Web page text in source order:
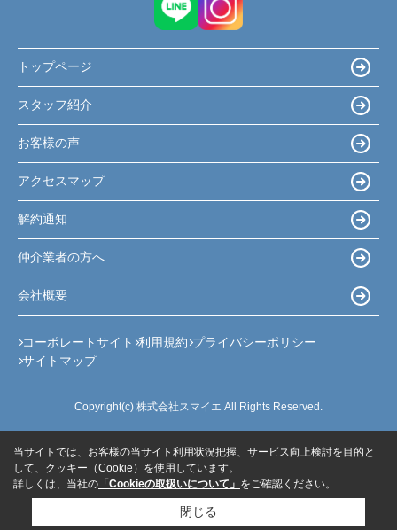
トップページ
スタッフ紹介
お客様の声
アクセスマップ
解約通知
仲介業者の方へ
会社概要
コーポレートサイト 利用規約 プライバシーポリシー
サイトマップ
Copyright(c) 株式会社スマイエ All Rights Reserved.
当サイトでは、お客様の当サイト利用状況把握、サービス向上検討を目的と
して、クッキー（Cookie）を使用しています。
詳しくは、当社の 「Cookieの取扱いについて」 をご確認ください。
閉じる